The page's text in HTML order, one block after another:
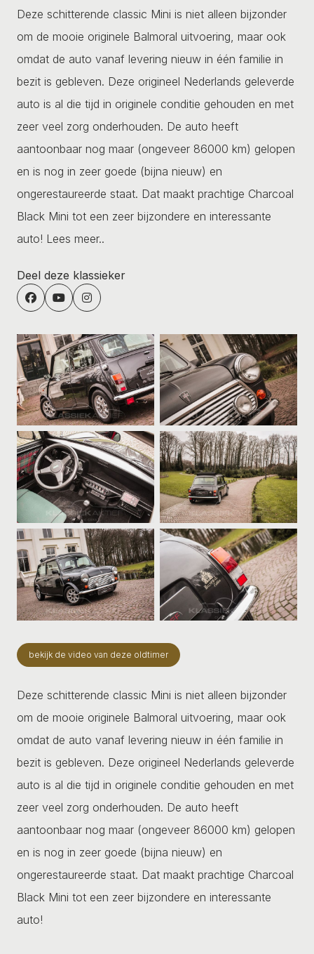
Deze schitterende classic Mini is niet alleen bijzonder
om de mooie originele Balmoral uitvoering, maar ook
omdat de auto vanaf levering nieuw in één familie in
bezit is gebleven. Deze origineel Nederlands geleverde
auto is al die tijd in originele conditie gehouden en met
zeer veel zorg onderhouden. De auto heeft
aantoonbaar nog maar (ongeveer 86000 km) gelopen
en is nog in zeer goede (bijna nieuw) en
ongerestaureerde staat. Dat maakt prachtige Charcoal
Black Mini tot een zeer bijzondere en interessante
auto! Lees meer..
Deel deze klassieker
bekijk de video van deze oldtimer
Deze schitterende classic Mini is niet alleen bijzonder
om de mooie originele Balmoral uitvoering, maar ook
omdat de auto vanaf levering nieuw in één familie in
bezit is gebleven. Deze origineel Nederlands geleverde
auto is al die tijd in originele conditie gehouden en met
zeer veel zorg onderhouden. De auto heeft
aantoonbaar nog maar (ongeveer 86000 km) gelopen
en is nog in zeer goede (bijna nieuw) en
ongerestaureerde staat. Dat maakt prachtige Charcoal
Black Mini tot een zeer bijzondere en interessante
auto!